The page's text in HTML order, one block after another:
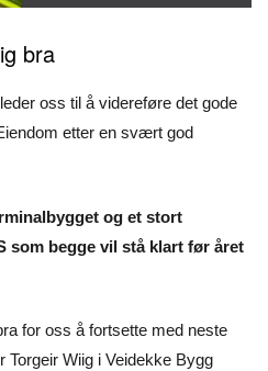
bra
oss til å videreføre det gode
etter en svært god
og et stort
som begge vil stå klart før året
for oss å fortsette med neste
Torgeir Wiig i Veidekke Bygg